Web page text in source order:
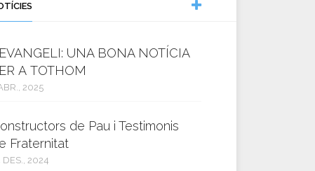
UNA BONA NOTÍCIA
A TOTHOM
2025
de Pau i Testimonis
Fraternitat
DES., 2024